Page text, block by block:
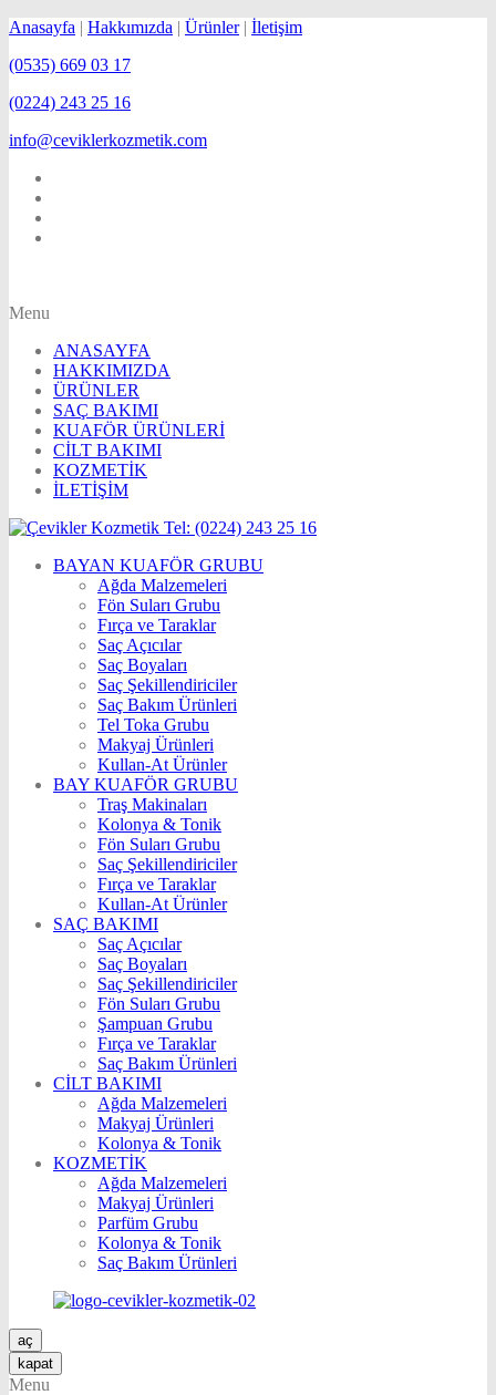
Anasayfa | Hakkımızda | Ürünler| İletişim
(0535) 669 03 17
(0224) 243 25 16
info@ceviklerkozmetik.com
Menu
ANASAYFA
HAKKIMIZDA
ÜRÜNLER
SAÇ BAKIMI
KUAFÖR ÜRÜNLERİ
CİLT BAKIMI
KOZMETİK
İLETİŞİM
BAYAN KUAFÖR GRUBU
Ağda Malzemeleri
Fön Suları Grubu
Fırça ve Taraklar
Saç Açıcılar
Saç Boyaları
Saç Şekillendiriciler
Saç Bakım Ürünleri
Tel Toka Grubu
Makyaj Ürünleri
Kullan-At Ürünler
BAY KUAFÖR GRUBU
Traş Makinaları
Kolonya & Tonik
Fön Suları Grubu
Saç Şekillendiriciler
Fırça ve Taraklar
Kullan-At Ürünler
SAÇ BAKIMI
Saç Açıcılar
Saç Boyaları
Saç Şekillendiriciler
Fön Suları Grubu
Şampuan Grubu
Fırça ve Taraklar
Saç Bakım Ürünleri
CİLT BAKIMI
Ağda Malzemeleri
Makyaj Ürünleri
Kolonya & Tonik
KOZMETİK
Ağda Malzemeleri
Makyaj Ürünleri
Parfüm Grubu
Kolonya & Tonik
Saç Bakım Ürünleri
aç
kapat
Menu